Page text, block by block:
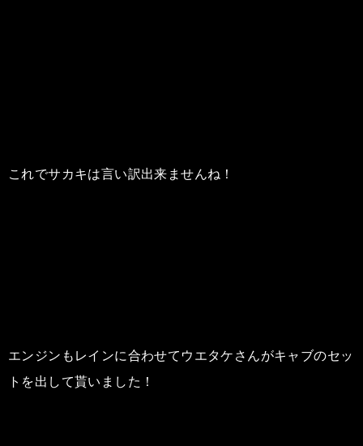
これでサカキは言い訳出来ませんね！
エンジンもレインに合わせてウエタケさんがキャブのセッ
トを出して貰いました！